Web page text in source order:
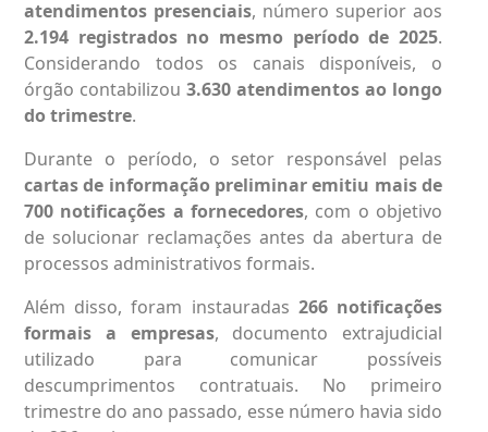
atendimentos presenciais, número superior aos
2.194 registrados no mesmo período de 2025.
Considerando todos os canais disponíveis, o
órgão contabilizou 3.630 atendimentos ao longo
do trimestre.
Durante o período, o setor responsável pelas
cartas de informação preliminar emitiu mais de
700 notificações a fornecedores, com o objetivo
de solucionar reclamações antes da abertura de
processos administrativos formais.
Além disso, foram instauradas 266 notificações
formais a empresas, documento extrajudicial
utilizado para comunicar possíveis
descumprimentos contratuais. No primeiro
trimestre do ano passado, esse número havia sido